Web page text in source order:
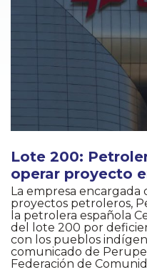
Lote 200:
operar proyecto
La empresa
proyectos petroleros,
la petrolera española
del lote 200 por
con los pueblos
comunicado de
Federación de